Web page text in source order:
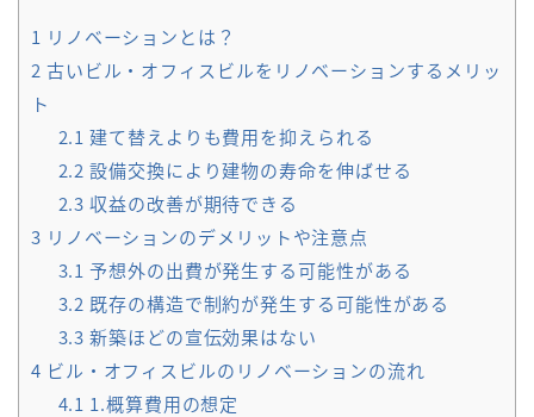
1 リノベーションとは？
2 古いビル・オフィスビルをリノベーションするメリッ
ト
2.1 建て替えよりも費用を抑えられる
2.2 設備交換により建物の寿命を伸ばせる
2.3 収益の改善が期待できる
3 リノベーションのデメリットや注意点
3.1 予想外の出費が発生する可能性がある
3.2 既存の構造で制約が発生する可能性がある
3.3 新築ほどの宣伝効果はない
4 ビル・オフィスビルのリノベーションの流れ
4.1 1.概算費用の想定